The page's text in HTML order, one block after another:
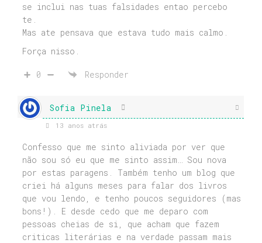
se inclui nas tuas falsidades entao percebo
te.
Mas ate pensava que estava tudo mais calmo.
Força nisso.
0 Responder
Sofia Pinela
13 anos atrás
Confesso que me sinto aliviada por ver que
não sou só eu que me sinto assim… Sou nova
por estas paragens. Também tenho um blog que
criei há alguns meses para falar dos livros
que vou lendo, e tenho poucos seguidores (mas
bons!). E desde cedo que me deparo com
pessoas cheias de si, que acham que fazem
criticas literárias e na verdade passam mais